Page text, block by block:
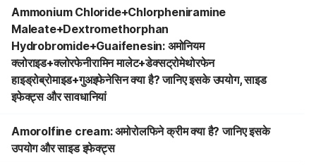
Ammonium Chloride+Chlorpheniramine
Maleate+Dextromethorphan
Hydrobromide+Guaifenesin: अमोनियम
क्लोराइड+क्लोरफेनीरामिन मालेट+डेक्सट्रोमेथोरफेन
हाइड्रोब्रोमाइड+गुअइफेनेसिन क्या है? जानिए इसके उपयोग, साइड
इफेक्ट्स और सावधानियां
Amorolfine cream: अमोरोलफिने क्रीम क्या है? जानिए इसके
उपयोग और साइड इफेक्ट्स